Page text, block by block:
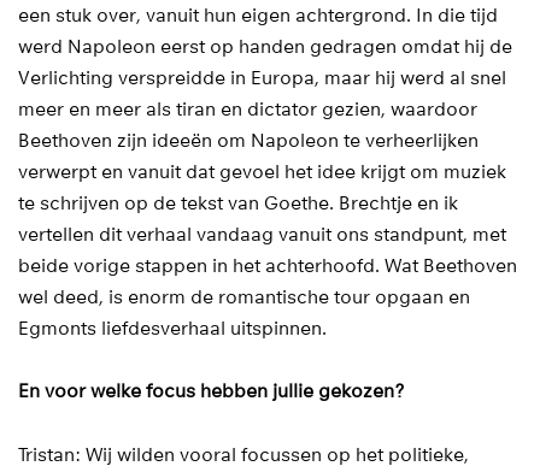
een stuk over, vanuit hun eigen achtergrond. In die tijd
werd Napoleon eerst op handen gedragen omdat hij de
Verlichting verspreidde in Europa, maar hij werd al snel
meer en meer als tiran en dictator gezien, waardoor
Beethoven zijn ideeën om Napoleon te verheerlijken
verwerpt en vanuit dat gevoel het idee krijgt om muziek
te schrijven op de tekst van Goethe. Brechtje en ik
vertellen dit verhaal vandaag vanuit ons standpunt, met
beide vorige stappen in het achterhoofd. Wat Beethoven
wel deed, is enorm de romantische tour opgaan en
Egmonts liefdesverhaal uitspinnen.
En voor welke focus hebben jullie gekozen?
Tristan: Wij wilden vooral focussen op het politieke,